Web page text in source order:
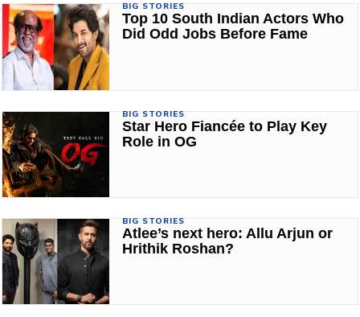
BIG STORIES
Top 10 South Indian Actors Who
Did Odd Jobs Before Fame
BIG STORIES
Star Hero Fiancée to Play Key
Role in OG
BIG STORIES
Atlee’s next hero: Allu Arjun or
Hrithik Roshan?